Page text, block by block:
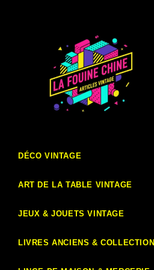
DÉCO VINTAGE
ART DE LA TABLE VINTAGE
JEUX & JOUETS VINTAGE
LIVRES ANCIENS & COLLECTION